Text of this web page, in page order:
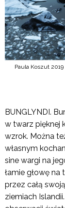
Paula Koszut
BUNGLYNDI.
w twarz pięknej
wzrok. Można
własnym
sine wargi na
łamie głowę
przez całą
ziemiach